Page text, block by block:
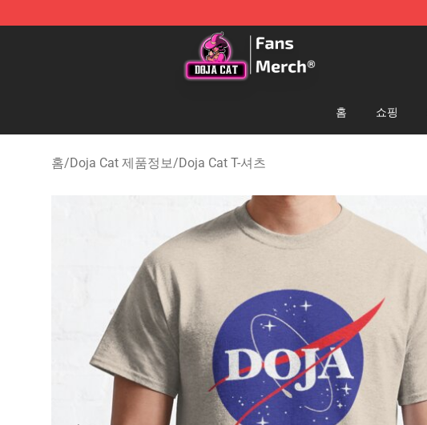
Doja Cat Store - Official Doja Cat Merchandise Shop
홈 쇼핑
홈/Doja Cat 제품정보/Doja Cat T-셔츠